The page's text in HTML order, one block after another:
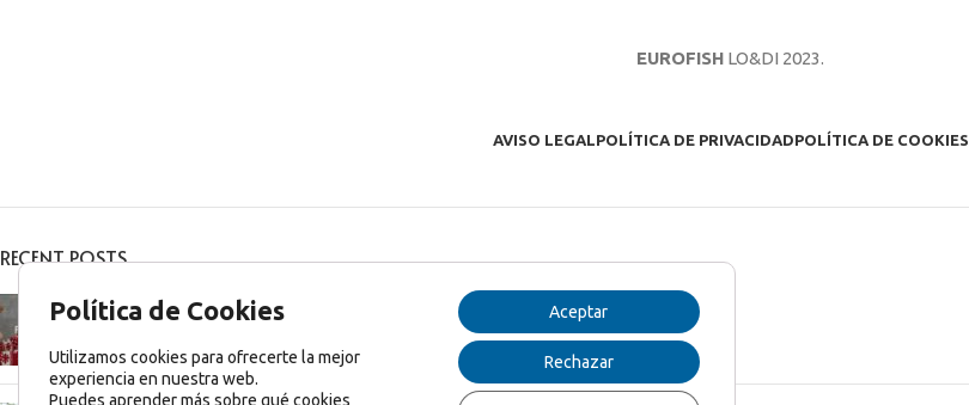
EUROFISH LO&DI 2023.
AVISO LEGAL POLÍTICA DE PRIVACIDADPOLÍTICA DE COOKIES
RECENT POSTS
Feliz Navidad y Feliz 2025!
Política de Cookies
Utilizamos cookies para ofrecerte la mejor
experiencia en nuestra web.
Puedes aprender más sobre qué cookies
Aceptar
Rechazar